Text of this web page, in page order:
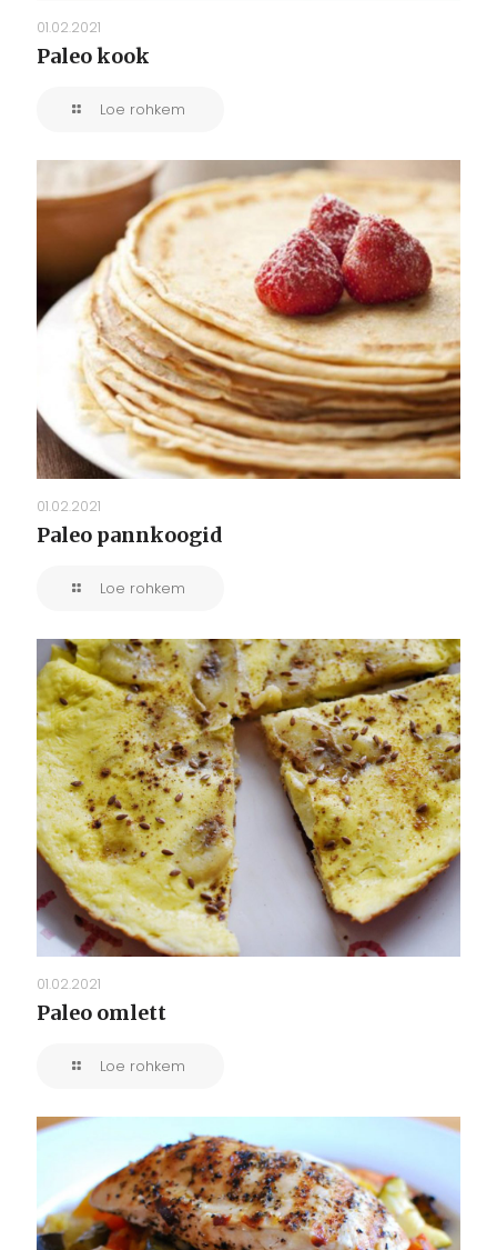
01.02.2021
Paleo kook
Loe rohkem
01.02.2021
Paleo pannkoogid
Loe rohkem
01.02.2021
Paleo omlett
Loe rohkem